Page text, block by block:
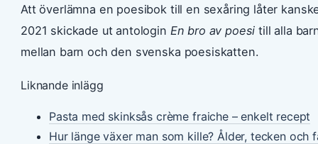
Att överlämna en poesibok till en sexåring låter
2021 skickade ut antologin En bro av poesi till alla
mellan barn och den svenska poesiskatten.
Liknande inlägg
Pasta med skinksås crème fraiche – enkelt recept
Hur länge växer man som kille? Ålder, tecken och